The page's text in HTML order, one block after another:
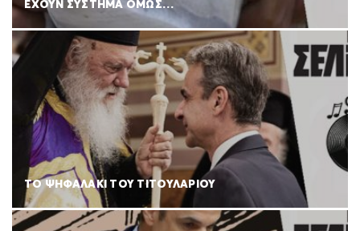
ΕΧΟΥΝ ΣΥΣΤΗΜΑ ΟΜΩΣ…
ΤΟ ΨΗΦΑΛΑΚΙ ΤΟΥ ΤΙΤΟΥΛΑΡΙΟΥ